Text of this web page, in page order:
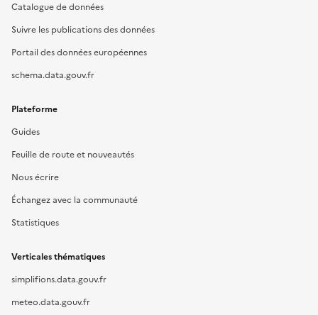
Catalogue de données
Suivre les publications des données
Portail des données européennes
schema.data.gouv.fr
Plateforme
Guides
Feuille de route et nouveautés
Nous écrire
Échangez avec la communauté
Statistiques
Verticales thématiques
simplifions.data.gouv.fr
meteo.data.gouv.fr